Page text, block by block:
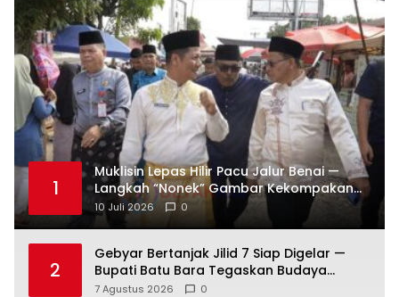
1
Muklisin Lepas Hilir Pacu Jalur Benai —
Langkah “Nonek” Gambar Kekompakan
Pemimpin Kuansing Jadi Simbol Kuat
Lestarikan Budaya
10 Juli 2026 0
2
Gebyar Bertanjak Jilid 7 Siap Digelar —
Bupati Batu Bara Tegaskan Budaya
Melayu Harus Tetap Hidup
7 Agustus 2026 0